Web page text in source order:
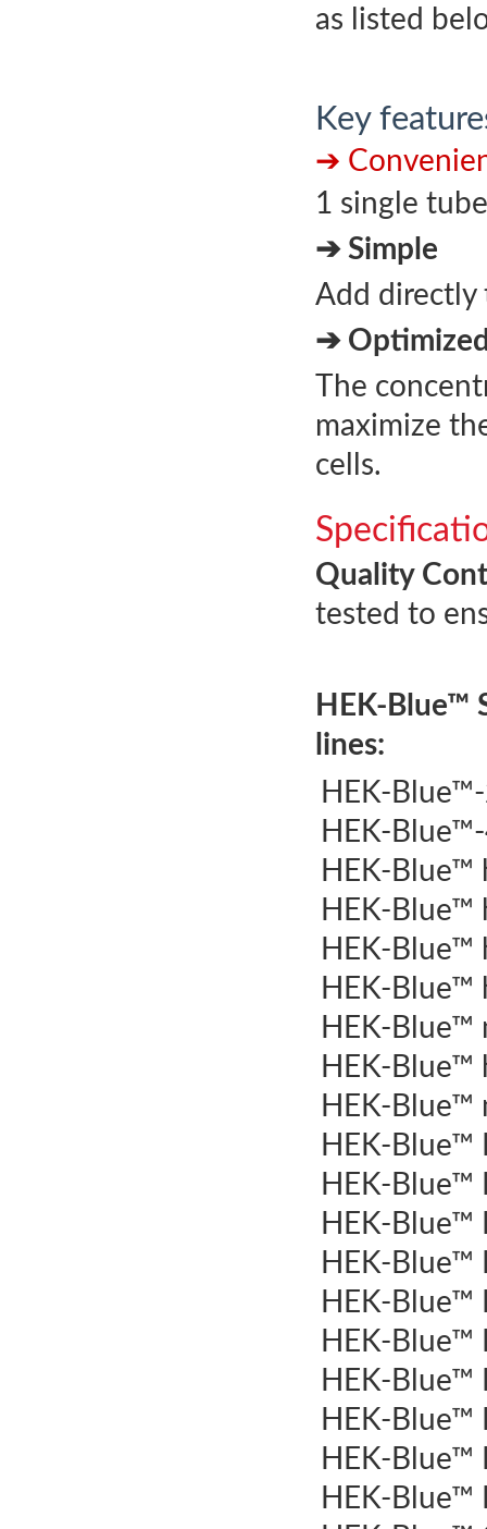
as listed
Key
➔
1 single
➔ Simple
Add directly
➔
The
maximize
cells.
Quality
tested to
HEK-Blue™
lines:
HEK-
HEK-
HEK-Blue™
HEK‑Blue™
HEK‑Blue™
HEK‑Blue™
HEK-Blue™
HEK-Blue™
HEK-Blue™
HEK-Blue™
HEK-Blue™
HEK-Blue™
HEK-Blue™
HEK-Blue™
HEK-Blue™
HEK-Blue™
HEK-Blue™
HEK-Blue™
HEK-Blue™